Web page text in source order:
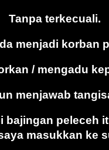
Tanpa terkecuali.
menjadi korban
/ mengadu
menjawab
bajingan peleceh
masukkan ke